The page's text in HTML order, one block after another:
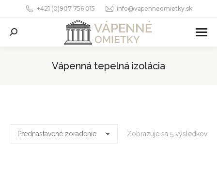
+421 (0)907 756 015 info@vapenneomietky.sk
Search:
Vápenná tepelná izolácia
Zobrazuje sa 5 výsledkov